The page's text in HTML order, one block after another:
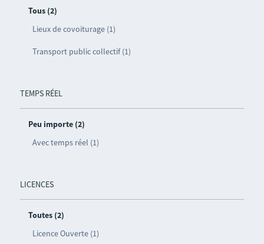
Tous (2)
Lieux de covoiturage (1)
Transport public collectif (1)
TEMPS RÉEL
Peu importe (2)
Avec temps réel (1)
LICENCES
Toutes (2)
Licence Ouverte (1)